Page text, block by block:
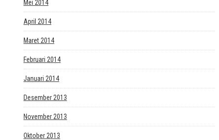
Mei 2014
April 2014
Maret 2014
Februari 2014
Januari 2014
Desember 2013
November 2013
Oktober 2013